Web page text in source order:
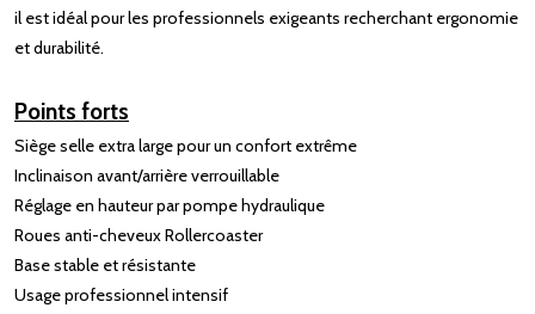
il est idéal pour les professionnels exigeants recherchant ergonomie
et durabilité.
Points forts
Siège selle extra large pour un confort extrême
Inclinaison avant/arrière verrouillable
Réglage en hauteur par pompe hydraulique
Roues anti-cheveux Rollercoaster
Base stable et résistante
Usage professionnel intensif